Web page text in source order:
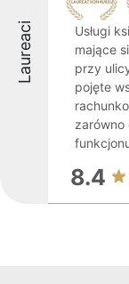
Laureaci
Usługi
mające
przy
pojęte
8.4